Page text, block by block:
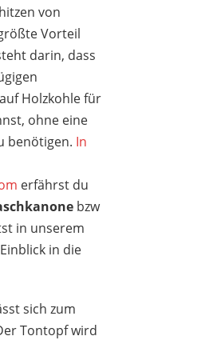
von
Vorteil
darin, dass
Holzkohle für
ohne eine
benötigen. In
erfährst du
bzw
in unserem
in die
sich zum
Tontopf wird